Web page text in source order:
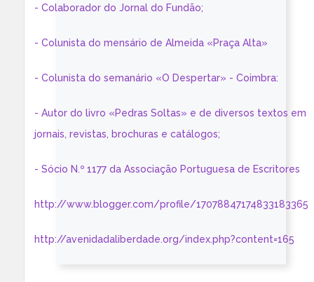
- Colaborador do Jornal do Fundão;
- Colunista do mensário de Almeida «Praça Alta»
- Colunista do semanário «O Despertar» - Coimbra:
- Autor do livro «Pedras Soltas» e de diversos textos em
jornais, revistas, brochuras e catálogos;
- Sócio N.º 1177 da Associação Portuguesa de Escritores
http://www.blogger.com/profile/17078847174833183365
http://avenidadaliberdade.org/index.php?content=165